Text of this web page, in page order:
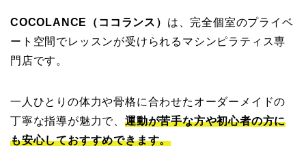
COCOLANCE（ココランス） は、完全個室のプライベ
ート空間でレッスンが受けられるマシンピラティス専
門店です。
一人ひとりの体力や骨格に合わせたオーダーメイドの
丁寧な指導が魅力で、 運動が苦手な方や初心者の方に
も安心しておすすめできます。